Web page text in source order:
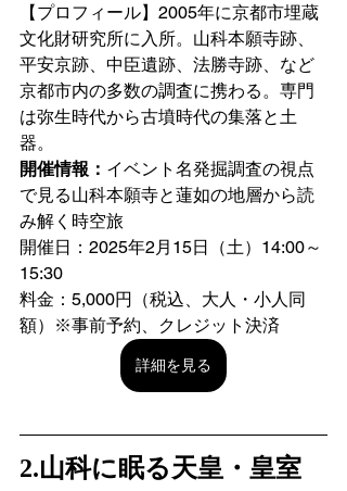
【プロフィール】2005年に京都市埋蔵
文化財研究所に入所。山科本願寺跡、
平安京跡、中臣遺跡、法勝寺跡、など
京都市内の多数の調査に携わる。専門
は弥生時代から古墳時代の集落と土
器。
開催情報： イベント名発掘調査の視点
で見る山科本願寺と蓮如の地層から読
み解く時空旅
開催日：2025年2月15日（土）14:00～
15:30
料金：5,000円（税込、大人・小人同
額）※事前予約、クレジット決済
詳細を見る
2.山科に眠る天皇・皇室